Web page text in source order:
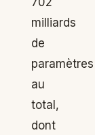
milliards
de
paramètres
au
total,
dont